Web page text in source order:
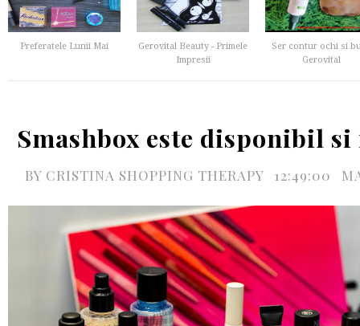
Preferatele Lunii Mai
Gerovital Beauty - Primele
Impresii
Ser contur ochi si
Gerovital
Smashbox este disponibil
BY CRISTINA SHOPPING THERAPY 12:49:00